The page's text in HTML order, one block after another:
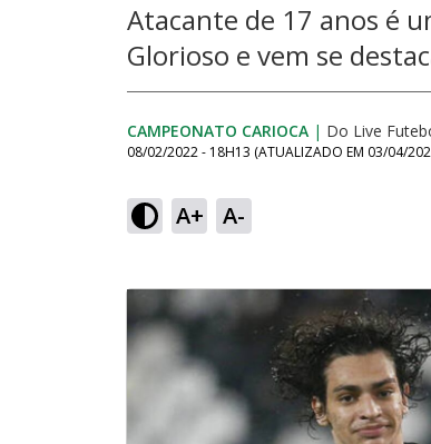
Atacante de 17 anos é
Glorioso e vem se
CAMPEONATO CARIOCA | Do Live
08/02/2022 - 18H13 (ATUALIZADO EM 03/04/
A+ A-